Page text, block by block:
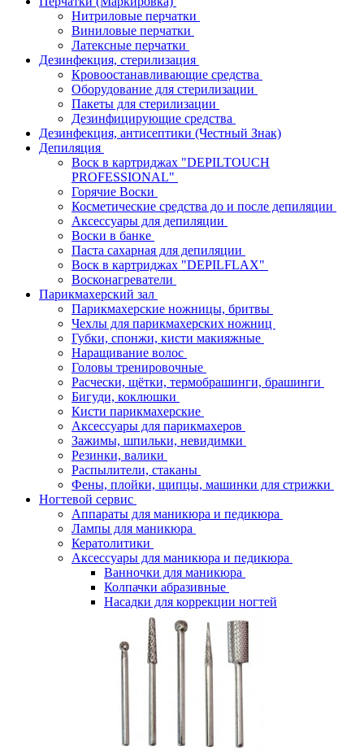
Нитриловые перчатки
Виниловые перчатки
Латексные перчатки
Дезинфекция, стерилизация
Кровоостанавливающие средства
Оборудование для стерилизации
Пакеты для стерилизации
Дезинфицирующие средства
Дезинфекция, антисептики (Честный Знак)
Депиляция
Воск в картриджах "DEPILTOUCH
PROFESSIONAL"
Горячие Воски
Косметические средства до и после депиляции
Аксессуары для депиляции
Воски в банке
Паста сахарная для депиляции
Воск в картриджах "DEPILFLAX"
Восконагреватели
Парикмахерский зал
Парикмахерские ножницы, бритвы
Чехлы для парикмахерских ножниц
Губки, спонжи, кисти макияжные
Наращивание волос
Головы тренировочные
Расчески, щётки, термобрашинги, брашинги
Бигуди, коклюшки
Кисти парикмахерские
Аксессуары для парикмахеров
Зажимы, шпильки, невидимки
Резинки, валики
Распылители, стаканы
Фены, плойки, щипцы, машинки для стрижки
Ногтевой сервис
Аппараты для маникюра и педикюра
Лампы для маникюра
Кератолитики
Аксессуары для маникюра и педикюра
Ванночки для маникюра
Колпачки абразивные
Насадки для коррекции ногтей